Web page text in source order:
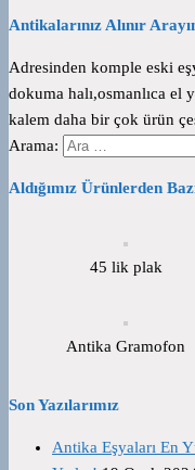
Antikalarınız Alınır
Adresinden komple eski
dokuma halı,osmanlıca
kalem daha bir çok ürün
Arama:
Aldığımız Ürünlerden
45 lik plak
Antika Gramofon
Son Yazılarımız
Antika Eşyaları En